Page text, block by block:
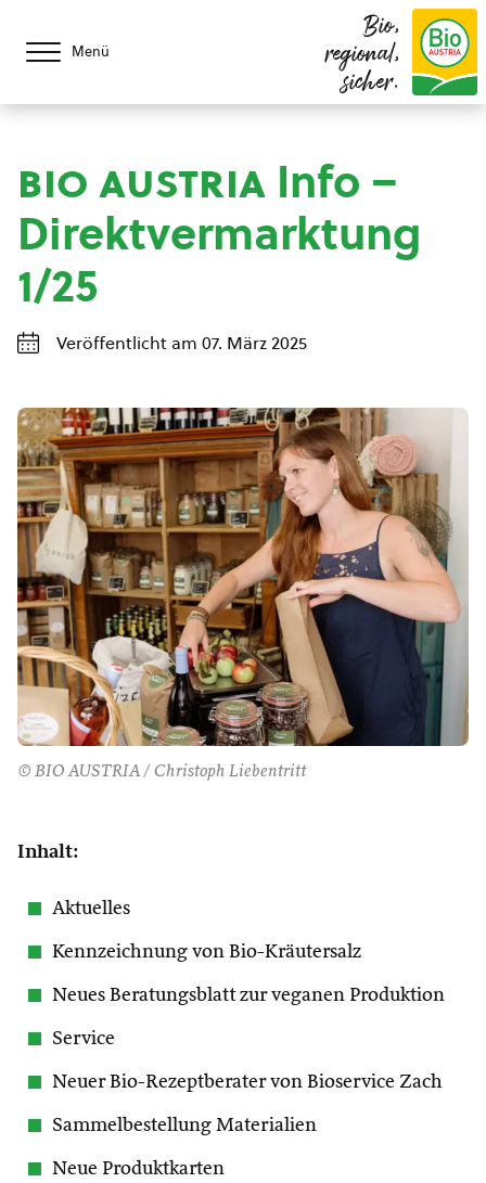
Menü
Bio,
regional,
sicher.
bio austria Info –
Direktvermarktung
1/25
Veröffentlicht am 07. März 2025
© BIO AUSTRIA / Christoph Liebentritt
Inhalt:
Aktuelles
Kennzeichnung von Bio-Kräutersalz
Neues Beratungsblatt zur veganen Produktion
Service
Neuer Bio-Rezeptberater von Bioservice Zach
Sammelbestellung Materialien
Neue Produktkarten